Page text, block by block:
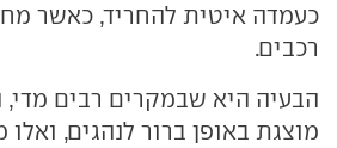
כעמדה איטית להחריד, כאשר
רכבים.
הבעיה היא שבמקרים רבים מדי,
מוצגת באופן ברור לנהגים,